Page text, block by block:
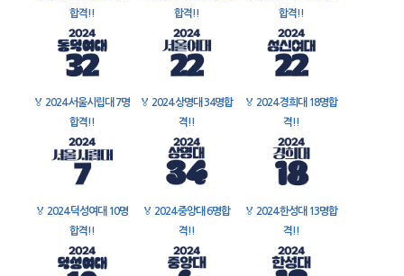
합격!!
합격!!
합격!!
🏅 2024 서울시립대 7명
합격!!
🏅 2024 상명대 34명합
격!!
🏅 2024 경희대 18명합
격!!
🏅 2024 덕성여대 10명
합격!!
🏅 2024 중앙대 6명합
격!!
🏅 2024 한성대 13명합
격!!